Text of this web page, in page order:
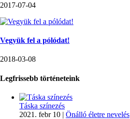
2017-07-04
Vegyük fel a pólódat!
2018-03-08
Legfrissebb történeteink
Táska színezés
2021. febr 10 | Önálló életre nevelés